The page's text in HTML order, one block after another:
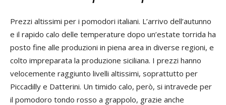
Prezzi altissimi per i pomodori italiani. L’arrivo dell’autunno
e il rapido calo delle temperature dopo un’estate torrida ha
posto fine alle produzioni in piena area in diverse regioni, e
colto impreparata la produzione siciliana. I prezzi hanno
velocemente raggiunto livelli altissimi, soprattutto per
Piccadilly e Datterini. Un timido calo, però, si intravede per
il pomodoro tondo rosso a grappolo, grazie anche